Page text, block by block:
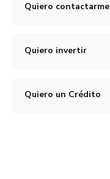
Quiero contactarme
Quiero invertir
Quiero un Crédito